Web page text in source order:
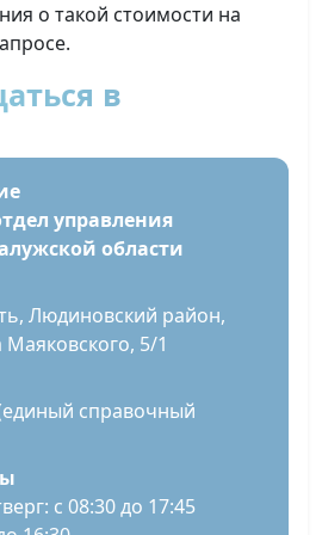
о такой стоимости на
в
управления
области
Людиновский район,
5/1
справочный
с 08:30 до 17:45